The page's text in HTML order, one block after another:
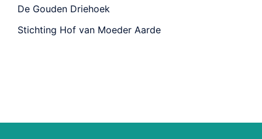
De Gouden Driehoek
Stichting Hof van Moeder Aarde